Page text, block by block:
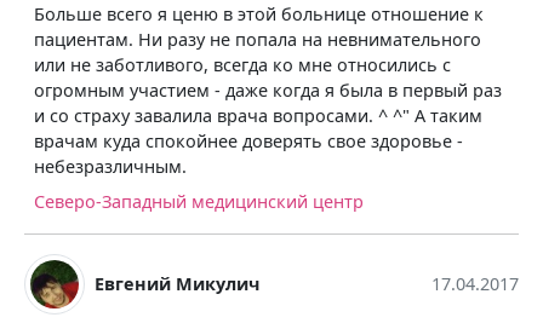
Больше всего я ценю в этой больнице отношение к
пациентам. Ни разу не попала на невнимательного
или не заботливого, всегда ко мне относились с
огромным участием - даже когда я была в первый раз
и со страху завалила врача вопросами. ^ ^" А таким
врачам куда спокойнее доверять свое здоровье -
небезразличным.
Северо-Западный медицинский центр
Евгений Микулич 17.04.2017